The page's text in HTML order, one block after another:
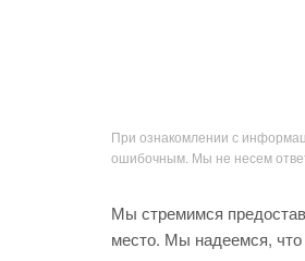
При ознакомлении с
ошибочным. Мы не несем
Мы стремимся
место. Мы надеемся,